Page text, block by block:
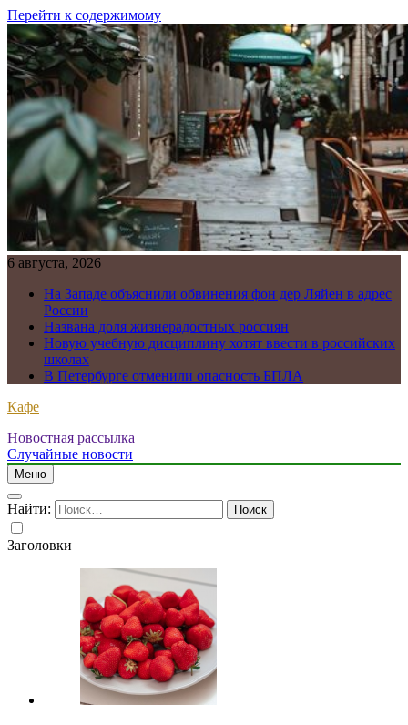
Перейти к содержимому
6 августа, 2026
На Западе объяснили обвинения фон дер Ляйен в адрес
России
Названа доля жизнерадостных россиян
Новую учебную дисциплину хотят ввести в российских
школах
В Петербурге отменили опасность БПЛА
Кафе
Новостная рассылка
Случайные новости
Меню
Найти:
Заголовки